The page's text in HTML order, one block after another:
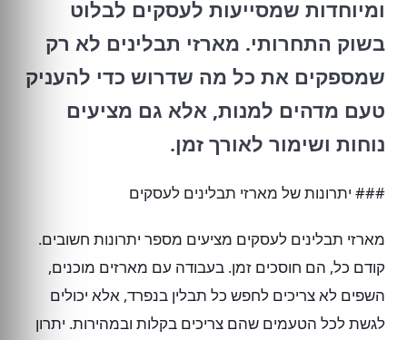
ומיוחדות שמסייעות לעסקים לבלוט
בשוק התחרותי. מארזי תבלינים לא רק
שמספקים את כל מה שדרוש כדי להעניק
טעם מדהים למנות, אלא גם מציעים
נוחות ושימור לאורך זמן.
### יתרונות של מארזי תבלינים לעסקים
מארזי תבלינים לעסקים מציעים מספר יתרונות חשובים.
קודם כל, הם חוסכים זמן. בעבודה עם מארזים מוכנים,
השפים לא צריכים לחפש כל תבלין בנפרד, אלא יכולים
לגשת לכל הטעמים שהם צריכים בקלות ובמהירות. יתרון